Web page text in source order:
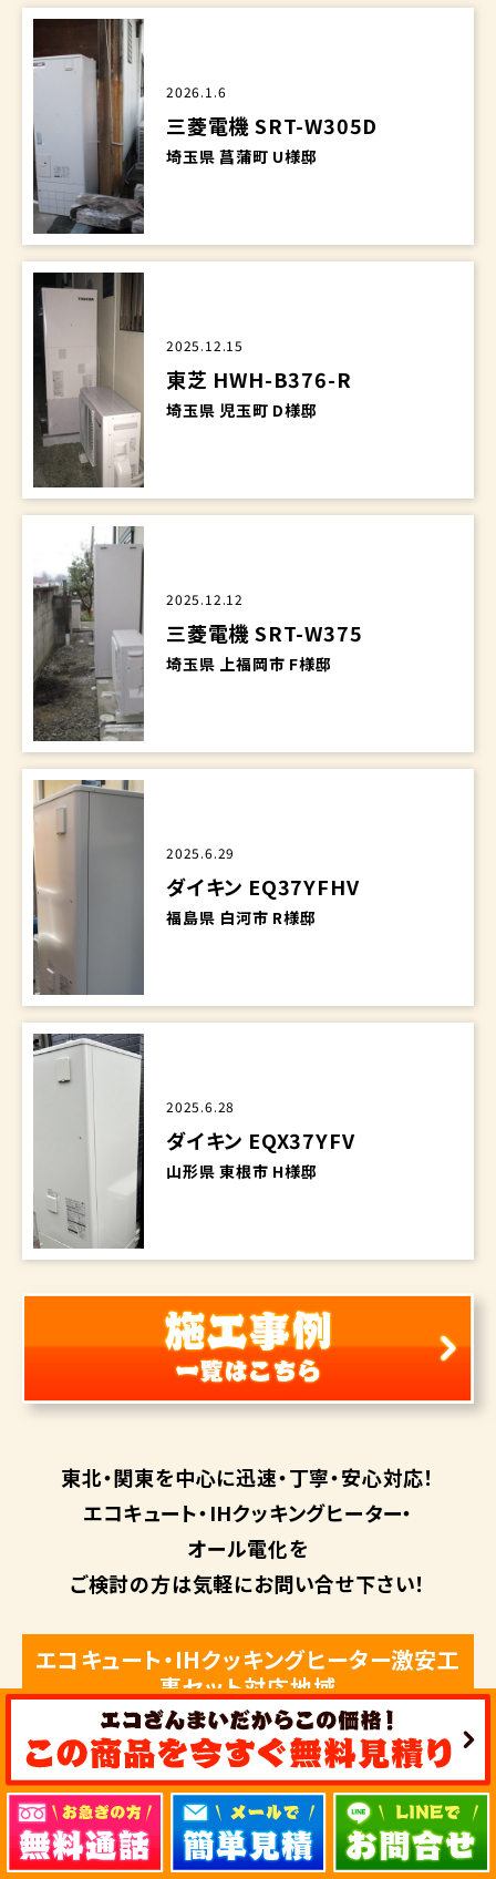
2026.1.6
三菱電機 SRT-W305D
埼玉県 菖蒲町 U様邸
2025.12.15
東芝 HWH-B376-R
埼玉県 児玉町 D様邸
2025.12.12
三菱電機 SRT-W375
埼玉県 上福岡市 F様邸
2025.6.29
ダイキン EQ37YFHV
福島県 白河市 R様邸
2025.6.28
ダイキン EQX37YFV
山形県 東根市 H様邸
東北・関東を中心に迅速・丁寧・安心対応！
エコキュート・IHクッキングヒーター・
オール電化を
ご検討の方は気軽にお問い合せ下さい！
エコキュート・IHクッキングヒーター激安工
事セット対応地域
東北地域
青森県 岩手県